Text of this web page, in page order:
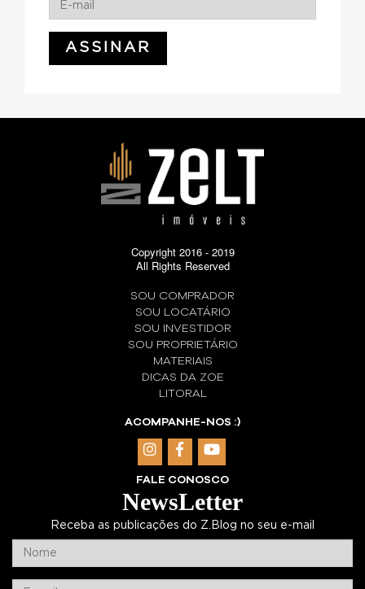
Copyright 2016 - 2019
All Rights Reserved
SOU COMPRADOR
SOU LOCATÁRIO
SOU INVESTIDOR
SOU PROPRIETÁRIO
MATERIAIS
DICAS DA ZOE
LITORAL
ACOMPANHE-NOS :)
FALE CONOSCO
NewsLetter
Receba as publicações do Z.Blog no seu e-mail